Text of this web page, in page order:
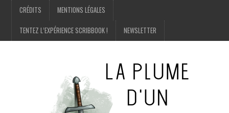
CRÉDITS MENTIONS LÉGALES
TENTEZ L’EXPÉRIENCE SCRIBBOOK ! NEWSLETTER